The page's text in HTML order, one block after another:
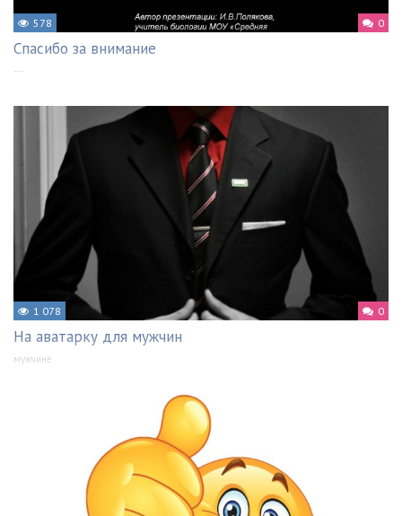
578 0
Спасибо за внимание
---
1 078 0
На аватарку для мужчин
мужчине